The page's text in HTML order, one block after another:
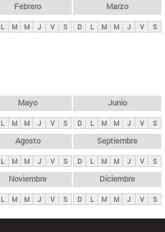
Febrero
L M M J V S
Marzo
D L M M J V S
Mayo
L M M J V S
Junio
D L M M J V S
Agosto
L M M J V S
Septiembre
D L M M J V S
Noviembre
L M M J V S
Diciembre
D L M M J V S